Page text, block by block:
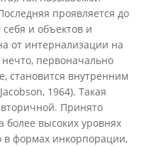
проявляется до
и объектов и
от интернализации на
нечто, первоначально
становится внутренним
1964). Такая
Принято
более высоких уровнях
в формах инкорпорации,